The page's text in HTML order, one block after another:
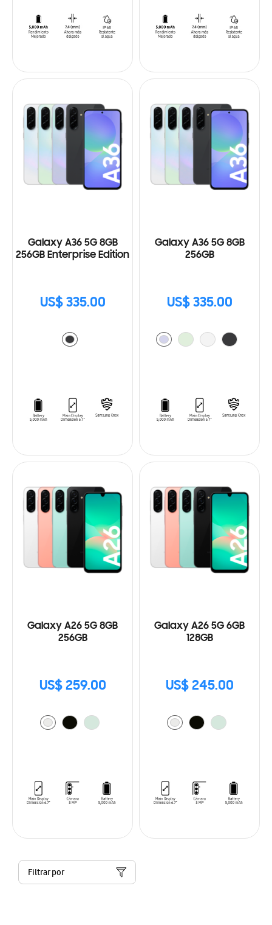
Galaxy A36 5G 8GB
256GB Enterprise Edition
US$ 335.00
Galaxy A36 5G 8GB
256GB
US$ 335.00
Galaxy A26 5G 8GB
256GB
US$ 259.00
Galaxy A26 5G 6GB
128GB
US$ 245.00
Filtrar por